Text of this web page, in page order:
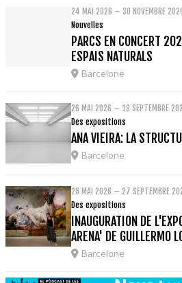
24 MAI 2026 – 30 NOVEMBRE
Nouvelles
PARCS EN CONCERT
ESPAIS NATURALS
Barcelone
26 MAI 2026 – 19 SEPTEMBRE
Des expositions
ANA VIEIRA: LA
Barcelone
28 MAI 2026 – 27 SEPTEMBRE
Des expositions
INAUGURATION DE
ARENA' DE GUILLERMO
Barcelone